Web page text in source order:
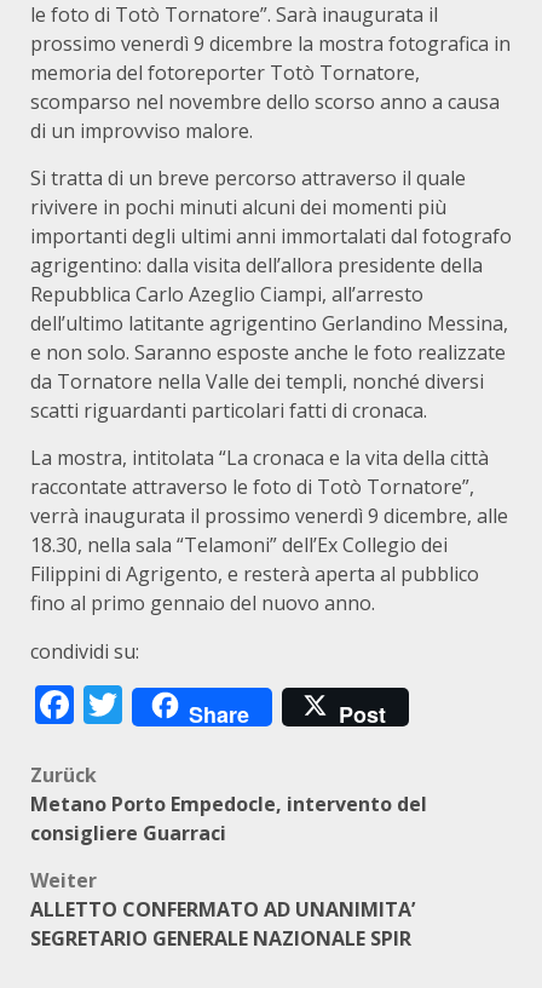
le foto di Totò Tornatore”. Sarà inaugurata il
prossimo venerdì 9 dicembre la mostra fotografica in
memoria del fotoreporter Totò Tornatore,
scomparso nel novembre dello scorso anno a causa
di un improvviso malore.
Si tratta di un breve percorso attraverso il quale
rivivere in pochi minuti alcuni dei momenti più
importanti degli ultimi anni immortalati dal fotografo
agrigentino: dalla visita dell’allora presidente della
Repubblica Carlo Azeglio Ciampi, all’arresto
dell’ultimo latitante agrigentino Gerlandino Messina,
e non solo. Saranno esposte anche le foto realizzate
da Tornatore nella Valle dei templi, nonché diversi
scatti riguardanti particolari fatti di cronaca.
La mostra, intitolata “La cronaca e la vita della città
raccontate attraverso le foto di Totò Tornatore”,
verrà inaugurata il prossimo venerdì 9 dicembre, alle
18.30, nella sala “Telamoni” dell’Ex Collegio dei
Filippini di Agrigento, e resterà aperta al pubblico
fino al primo gennaio del nuovo anno.
condividi su:
Facebook
Twitter
Share Post
Beitragsnavigation
Zurück
Metano Porto Empedocle, intervento del
consigliere Guarraci
Weiter
ALLETTO CONFERMATO AD UNANIMITA’
SEGRETARIO GENERALE NAZIONALE SPIR